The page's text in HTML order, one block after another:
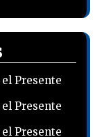
Presente
Presente
Presente